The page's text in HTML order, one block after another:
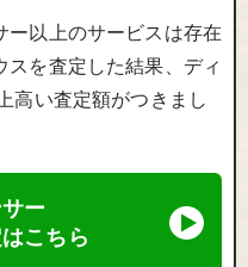
ー以上のサービスは存在
スを査定した結果、ディ
高い査定額がつきまし
ー
こちら